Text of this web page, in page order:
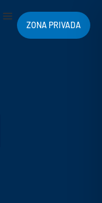
ZONA PRIVADA